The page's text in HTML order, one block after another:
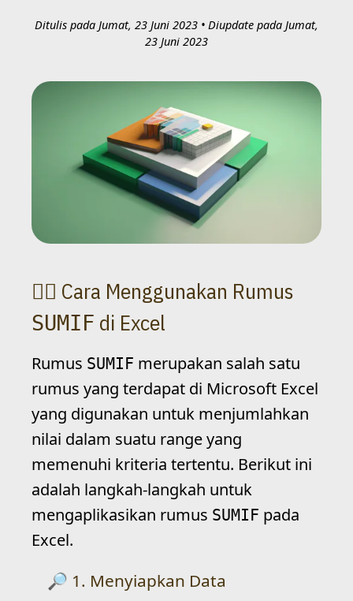
Ditulis pada Jumat, 23 Juni 2023 • Diupdate pada Jumat,
23 Juni 2023
Cara Menggunakan Rumus
SUMIF di Excel
Rumus SUMIF merupakan salah satu
rumus yang terdapat di Microsoft Excel
yang digunakan untuk menjumlahkan
nilai dalam suatu range yang
memenuhi kriteria tertentu. Berikut ini
adalah langkah-langkah untuk
mengaplikasikan rumus SUMIF pada
Excel.
1. Menyiapkan Data